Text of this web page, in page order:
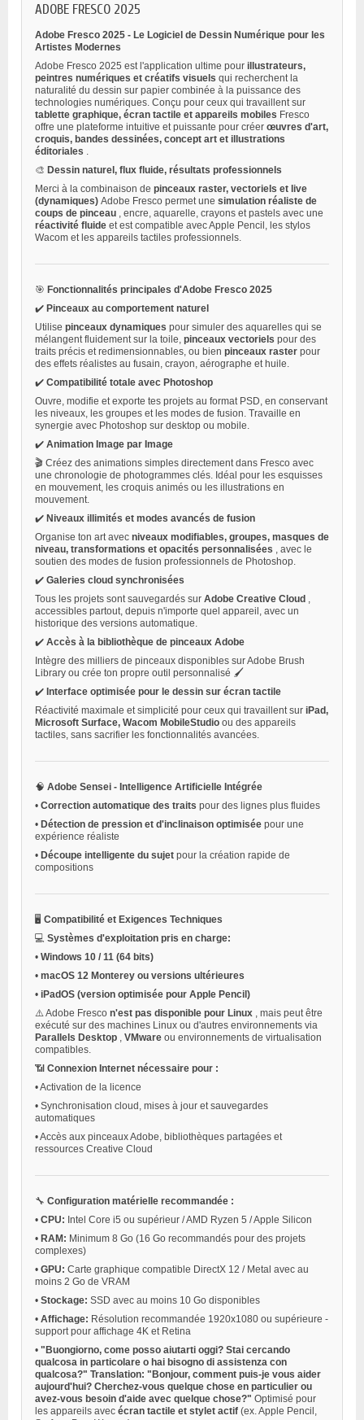
ADOBE FRESCO 2025
Adobe Fresco 2025 - Le Logiciel de Dessin Numérique pour les
Artistes Modernes
Adobe Fresco 2025 est l'application ultime pour illustrateurs,
peintres numériques et créatifs visuels qui recherchent la
naturalité du dessin sur papier combinée à la puissance des
technologies numériques. Conçu pour ceux qui travaillent sur
tablette graphique, écran tactile et appareils mobiles Fresco
offre une plateforme intuitive et puissante pour créer œuvres d'art,
croquis, bandes dessinées, concept art et illustrations
éditoriales .
🎨 Dessin naturel, flux fluide, résultats professionnels
Merci à la combinaison de pinceaux raster, vectoriels et live
(dynamiques) Adobe Fresco permet une simulation réaliste de
coups de pinceau , encre, aquarelle, crayons et pastels avec une
réactivité fluide et est compatible avec Apple Pencil, les stylos
Wacom et les appareils tactiles professionnels.
🎯 Fonctionnalités principales d'Adobe Fresco 2025
✔️ Pinceaux au comportement naturel
Utilise pinceaux dynamiques pour simuler des aquarelles qui se
mélangent fluidement sur la toile, pinceaux vectoriels pour des
traits précis et redimensionnables, ou bien pinceaux raster pour
des effets réalistes au fusain, crayon, aérographe et huile.
✔️ Compatibilité totale avec Photoshop
Ouvre, modifie et exporte tes projets au format PSD, en conservant
les niveaux, les groupes et les modes de fusion. Travaille en
synergie avec Photoshop sur desktop ou mobile.
✔️ Animation Image par Image
🎬 Créez des animations simples directement dans Fresco avec
une chronologie de photogrammes clés. Idéal pour les esquisses
en mouvement, les croquis animés ou les illustrations en
mouvement.
✔️ Niveaux illimités et modes avancés de fusion
Organise ton art avec niveaux modifiables, groupes, masques de
niveau, transformations et opacités personnalisées , avec le
soutien des modes de fusion professionnels de Photoshop.
✔️ Galeries cloud synchronisées
Tous les projets sont sauvegardés sur Adobe Creative Cloud ,
accessibles partout, depuis n'importe quel appareil, avec un
historique des versions automatique.
✔️ Accès à la bibliothèque de pinceaux Adobe
Intègre des milliers de pinceaux disponibles sur Adobe Brush
Library ou crée ton propre outil personnalisé 🖌️
✔️ Interface optimisée pour le dessin sur écran tactile
Réactivité maximale et simplicité pour ceux qui travaillent sur iPad,
Microsoft Surface, Wacom MobileStudio ou des appareils
tactiles, sans sacrifier les fonctionnalités avancées.
🧠 Adobe Sensei - Intelligence Artificielle Intégrée
• Correction automatique des traits pour des lignes plus fluides
• Détection de pression et d'inclinaison optimisée pour une
expérience réaliste
• Découpe intelligente du sujet pour la création rapide de
compositions
🖥️ Compatibilité et Exigences Techniques
💻 Systèmes d'exploitation pris en charge:
• Windows 10 / 11 (64 bits)
• macOS 12 Monterey ou versions ultérieures
• iPadOS (version optimisée pour Apple Pencil)
⚠️ Adobe Fresco n'est pas disponible pour Linux , mais peut être
exécuté sur des machines Linux ou d'autres environnements via
Parallels Desktop , VMware ou environnements de virtualisation
compatibles.
📶 Connexion Internet nécessaire pour :
•Activation de la licence
• Synchronisation cloud, mises à jour et sauvegardes
automatiques
•Accès aux pinceaux Adobe, bibliothèques partagées et
ressources Creative Cloud
🔧 Configuration matérielle recommandée :
• CPU: Intel Core i5 ou supérieur / AMD Ryzen 5 / Apple Silicon
• RAM: Minimum 8 Go (16 Go recommandés pour des projets
complexes)
• GPU: Carte graphique compatible DirectX 12 / Metal avec au
moins 2 Go de VRAM
• Stockage: SSD avec au moins 10 Go disponibles
• Affichage: Résolution recommandée 1920x1080 ou supérieure -
support pour affichage 4K et Retina
• "Buongiorno, come posso aiutarti oggi? Stai cercando
qualcosa in particolare o hai bisogno di assistenza con
qualcosa?" Translation: "Bonjour, comment puis-je vous aider
aujourd'hui? Cherchez-vous quelque chose en particulier ou
avez-vous besoin d'aide avec quelque chose?" Optimisé pour
les appareils avec écran tactile et stylet actif (ex. Apple Pencil,